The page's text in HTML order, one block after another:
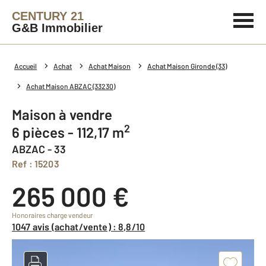
CENTURY 21
G&B Immobilier
Accueil Achat Achat Maison Achat Maison Gironde (33)
Achat Maison ABZAC (33230)
Maison à vendre
6 pièces - 112,17 m2
ABZAC - 33
Ref : 15203
265 000 €
Honoraires charge vendeur
1047 avis (achat/vente) : 8,8/10